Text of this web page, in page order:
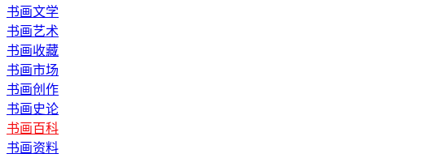
书画文学
书画艺术
书画收藏
书画市场
书画创作
书画史论
书画百科
书画资料